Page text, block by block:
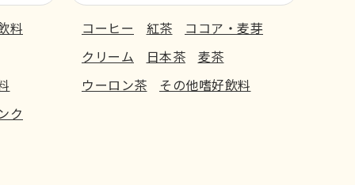
料
ク
コーヒー 紅茶
ココア・麦芽
クリーム
日本茶
麦茶
ウーロン茶
その他嗜好飲料